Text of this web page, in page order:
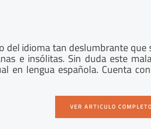
idioma tan deslumbrante
e insólitas. Sin duda este
en lengua española. Cuenta
VER ARTICULO COMPLETO